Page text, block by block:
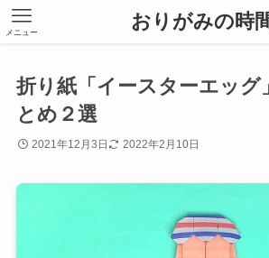
おりがみの時
メニュー
折り紙「イースターエッグ
とめ２選
2021年12月3日 2022年2月10日